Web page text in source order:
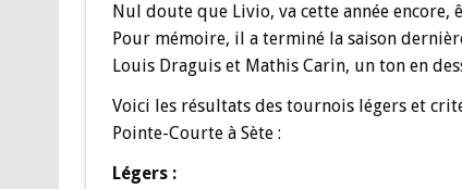
Nul doute que Livio, va cette année
Pour mémoire, il a terminé la saison
Louis Draguis et Mathis Carin, un ton en
Voici les résultats des tournois légers et
Pointe-Courte à Sète :
Légers :